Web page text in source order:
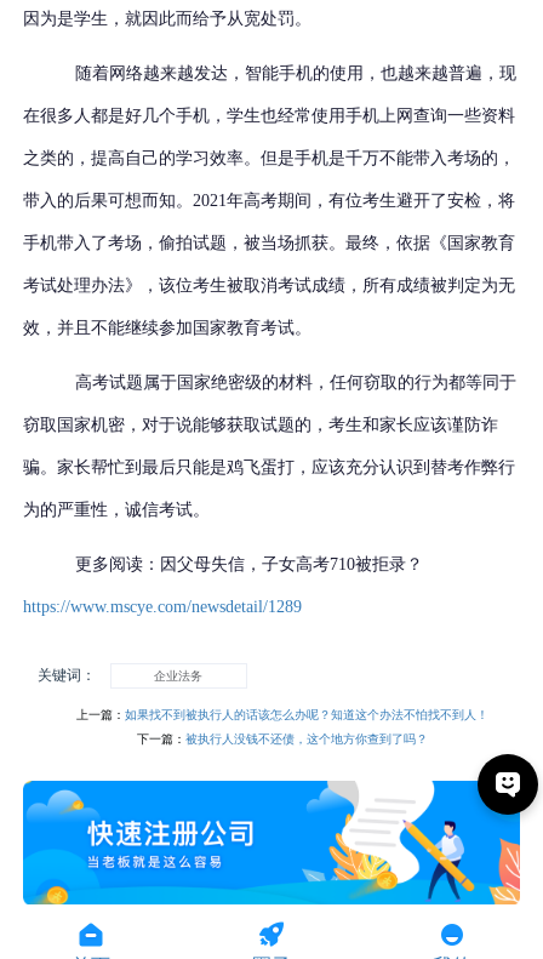
因为是学生，就因此而给予从宽处罚。
随着网络越来越发达，智能手机的使用，也越来越普遍，现
在很多人都是好几个手机，学生也经常使用手机上网查询一些资料
之类的，提高自己的学习效率。但是手机是千万不能带入考场的，
带入的后果可想而知。2021年高考期间，有位考生避开了安检，将
手机带入了考场，偷拍试题，被当场抓获。最终，依据《国家教育
考试处理办法》，该位考生被取消考试成绩，所有成绩被判定为无
效，并且不能继续参加国家教育考试。
高考试题属于国家绝密级的材料，任何窃取的行为都等同于
窃取国家机密，对于说能够获取试题的，考生和家长应该谨防诈
骗。家长帮忙到最后只能是鸡飞蛋打，应该充分认识到替考作弊行
为的严重性，诚信考试。
更多阅读：因父母失信，子女高考710被拒录？
https://www.mscye.com/newsdetail/1289
关键词： 企业法务
上一篇： 如果找不到被执行人的话该怎么办呢？知道这个办法不怕找不到人！
下一篇： 被执行人没钱不还债，这个地方你查到了吗？